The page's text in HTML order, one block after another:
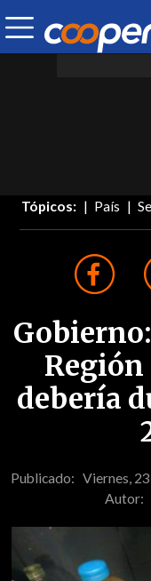
Tópicos: País
debería
Publicado: Viernes,
Autor: